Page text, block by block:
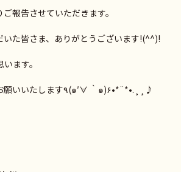
報告させていただきます。
た皆さま、ありがとうございます!(^^)!
ます。
今後もさんさん助産院をどうぞよろしくお願いいたします٩(๑′∀ ‵๑)۶•*¨*•.¸¸♪